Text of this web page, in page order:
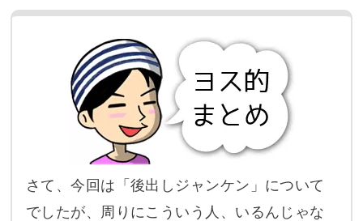
さて、今回は「後出しジャンケン」について
でしたが、周りにこういう人、いるんじゃな